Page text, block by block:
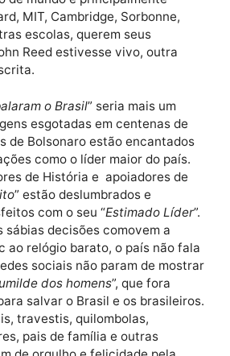
mais será o mesmo depois
”. Cercado pelo que de
ministros e assessores,
de sabedoria que já está
para dar palestras sobre
de mundo e principalmente
MIT, Cambridge, Sorbonne,
escolas, querem seus
Reed estivesse vivo, outra
escrita.
o Brasil ” seria mais um
esgotadas em centenas de
de Bolsonaro estão encantados
ações como o líder maior do país.
de História e apoiadores de
Mito” estão deslumbrados e